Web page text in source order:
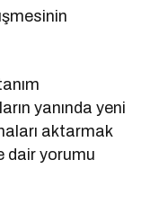
yanında yeni
aktarmak
dair yorumu